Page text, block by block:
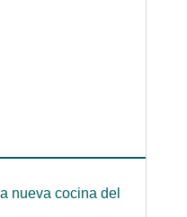
nueva cocina del